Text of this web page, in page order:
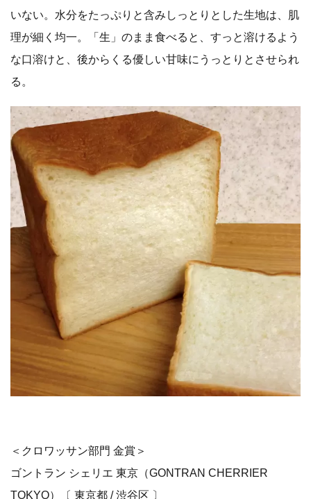
いない。水分をたっぷりと含みしっとりとした生地は、肌
理が細く均一。「生」のまま食べると、すっと溶けるよう
な口溶けと、後からくる優しい甘味にうっとりとさせられ
る。
＜クロワッサン部門 金賞＞
ゴントラン シェリエ 東京（GONTRAN CHERRIER
TOKYO）〔 東京都 / 渋谷区 〕